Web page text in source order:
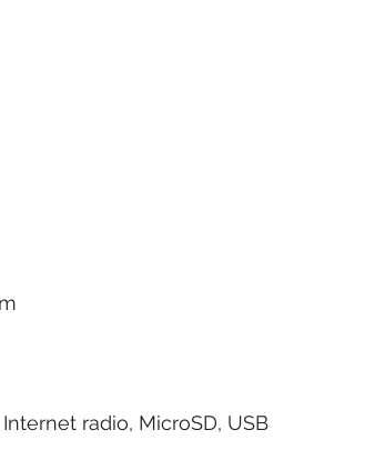
radio, MicroSD, USB